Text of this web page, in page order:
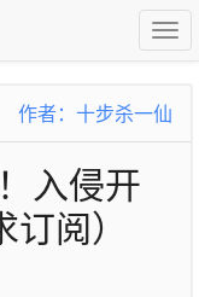
作者：十步杀一仙
入侵开
阅）